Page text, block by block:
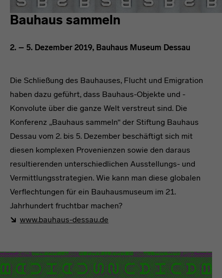
Bauhaus sammeln
2. – 5. Dezember 2019, Bauhaus Museum Dessau
Die Schließung des Bauhauses, Flucht und Emigration
haben dazu geführt, dass Bauhaus-Objekte und -
Konvolute über die ganze Welt verstreut sind. Die
Konferenz „Bauhaus sammeln“ der Stiftung Bauhaus
Dessau vom 2. bis 5. Dezember beschäftigt sich mit
diesen komplexen Provenienzen sowie den daraus
resultierenden unterschiedlichen Ausstellungs- und
Vermittlungsstrategien. Wie kann man diese globalen
Verflechtungen für ein Bauhausmuseum im 21.
Jahrhundert fruchtbar machen?
www.bauhaus-dessau.de